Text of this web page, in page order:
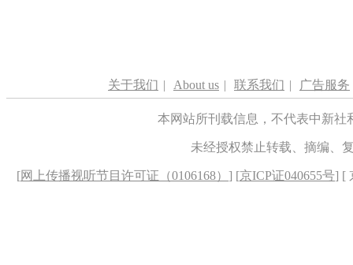
关于我们 | About us | 联系我们 | 广告服务
本网站所刊载信息，不代表中新
未经授权禁止转载、摘编、
[网上传播视听节目许可证（0106168） ] [京ICP证040655号] [